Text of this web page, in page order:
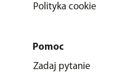
Polityka cookie
Pomoc
Zadaj pytanie